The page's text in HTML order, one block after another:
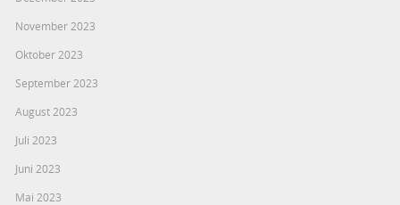
November 2023
Oktober 2023
September 2023
August 2023
Juli 2023
Juni 2023
Mai 2023